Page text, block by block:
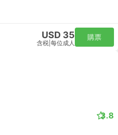
USD 35
含税 每位成人
購票
3.8